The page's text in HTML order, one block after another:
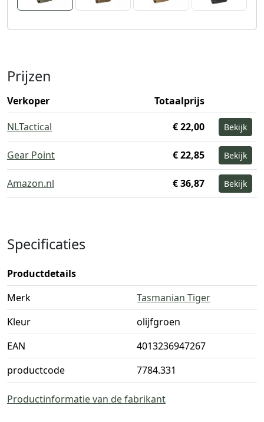
Prijzen
Verkoper
Totaalprijs
NLTactical
€ 22,00 Bekijk
Gear Point € 22,85 Bekijk
Amazon.nl € 36,87 Bekijk
Specificaties
Productdetails
Merk
Tasmanian Tiger
Kleur
olijfgroen
EAN
4013236947267
productcode
7784.331
Productinformatie van de fabrikant